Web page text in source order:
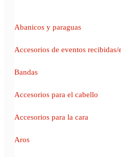
Abanicos y paraguas
Accesorios de eventos
Bandas
Accesorios para el cabello
Accesorios para la cara
Aros